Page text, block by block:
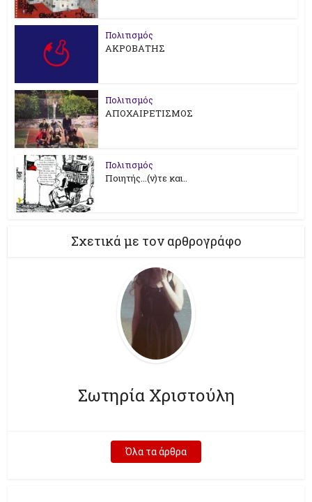
Πολιτισμός
ΑΚΡΟΒΑΤΗΣ
Πολιτισμός
ΑΠΟΧΑΙΡΕΤΙΣΜΟΣ
Πολιτισμός
Ποιητής...(ν)τε και..
Σχετικά με τον αρθρογράφο
Σωτηρία Χριστούλη
Όλα τα άρθρα